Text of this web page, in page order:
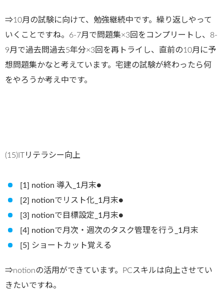
⇒10月の試験に向けて、勉強継続中です。繰り返しやって
いくことですね。6-7月で問題集×3回をコンプリートし、8-
9月で過去問過去5年分×3回を再トライし、直前の10月に予
想問題集かなと考えています。宅建の試験が終わったら何
をやろうか考え中です。
(15)ITリテラシー向上
[1] notion 導入_1月末●
[2] notionでリスト化_1月末●
[3] notionで目標設定_1月末●
[4] notionで月次・週次のタスク管理を行う_1月末
[5] ショートカット覚える
⇒notionの活用ができています。PCスキルは向上させてい
きたいですね。